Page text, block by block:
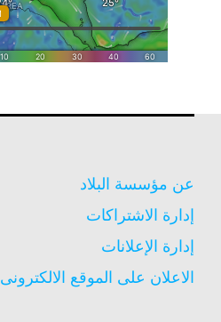
عن مؤسسة البلاد
إدارة الاشتراكات
إدارة الإعلانات
الاعلان على الموقع الالكترونى